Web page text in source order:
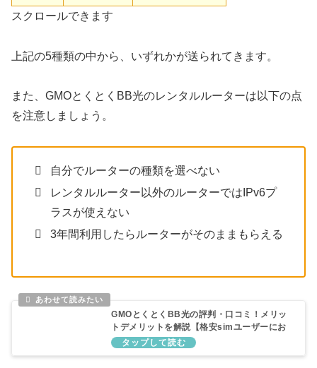
スクロールできます
上記の5種類の中から、いずれかが送られてきます。
また、GMOとくとくBB光のレンタルルーターは以下の点
を注意しましょう。
自分でルーターの種類を選べない
レンタルルーター以外のルーターではIPv6プ
ラスが使えない
3年間利用したらルーターがそのままもらえる
GMOとくとくBB光の評判・口コミ！メリッ
トデメリットを解説【格安simユーザーにお
すすめ】